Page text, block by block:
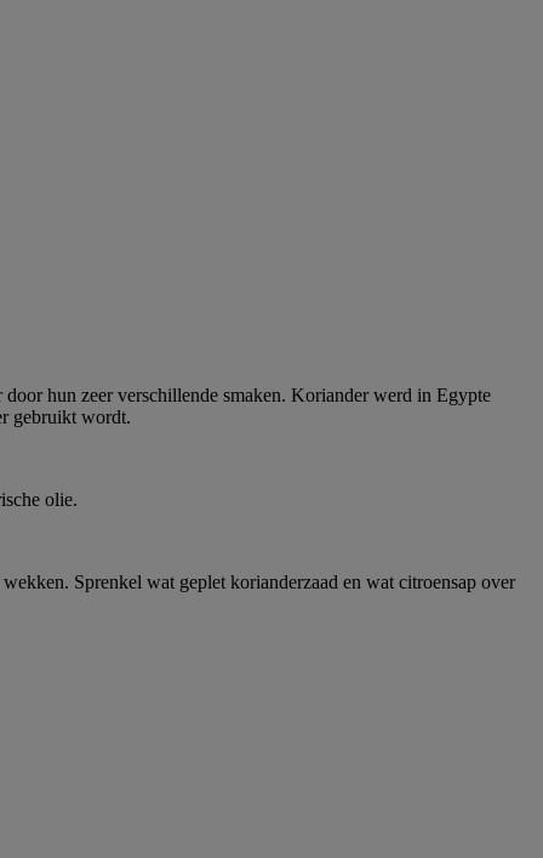
hun zeer verschillende smaken. Koriander werd in Egypte
gebruikt wordt.
olie.
Sprenkel wat geplet korianderzaad en wat citroensap over